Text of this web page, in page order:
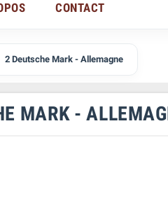
CONTACT
2 Deutsche Mark - Allemagne
MARK -